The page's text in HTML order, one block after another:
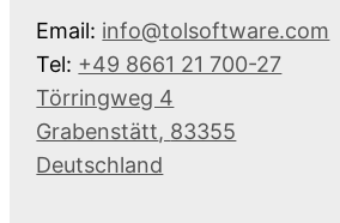
Email: info@tolsoftware.com
Tel: +49 8661 21 700-27
Törringweg 4
Grabenstätt, 83355
Deutschland